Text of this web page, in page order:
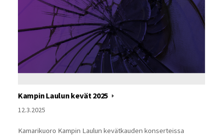
Kampin Laulun kevät 2025
12.3.2025
Kamarikuoro Kampin Laulun kevätkauden konserteissa